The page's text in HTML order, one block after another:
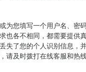
为您填写一个用户名、密
也各不相同，都需要提供
失了您的个人识别信息，
请及时拨打在线客服和